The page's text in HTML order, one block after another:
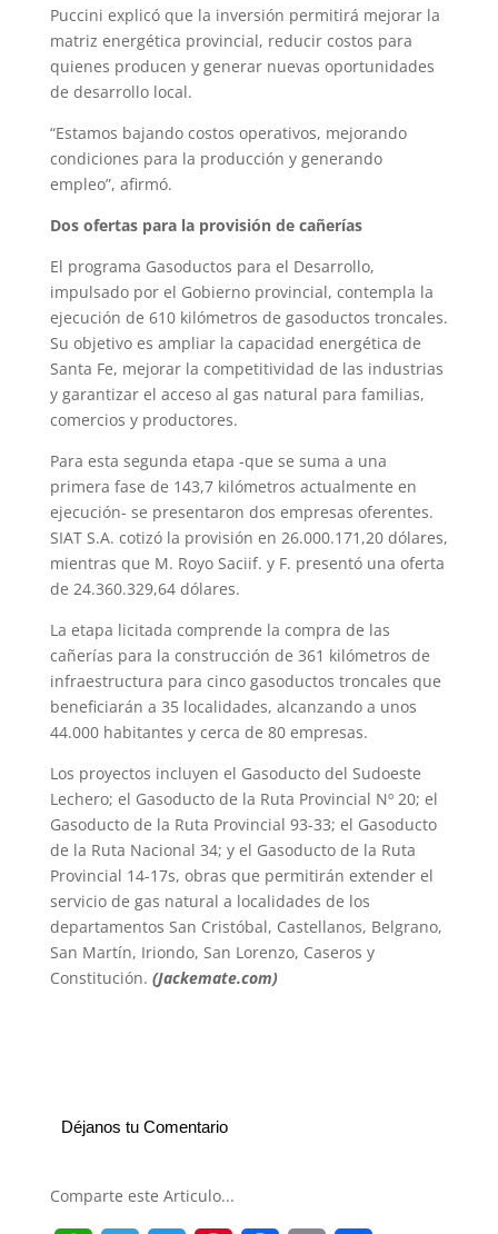
Puccini explicó que la inversión permitirá mejorar la
matriz energética provincial, reducir costos para
quienes producen y generar nuevas oportunidades
de desarrollo local.
“Estamos bajando costos operativos, mejorando
condiciones para la producción y generando
empleo”, afirmó.
Dos ofertas para la provisión de cañerías
El programa Gasoductos para el Desarrollo,
impulsado por el Gobierno provincial, contempla la
ejecución de 610 kilómetros de gasoductos troncales.
Su objetivo es ampliar la capacidad energética de
Santa Fe, mejorar la competitividad de las industrias
y garantizar el acceso al gas natural para familias,
comercios y productores.
Para esta segunda etapa -que se suma a una
primera fase de 143,7 kilómetros actualmente en
ejecución- se presentaron dos empresas oferentes.
SIAT S.A. cotizó la provisión en 26.000.171,20 dólares,
mientras que M. Royo Saciif. y F. presentó una oferta
de 24.360.329,64 dólares.
La etapa licitada comprende la compra de las
cañerías para la construcción de 361 kilómetros de
infraestructura para cinco gasoductos troncales que
beneficiarán a 35 localidades, alcanzando a unos
44.000 habitantes y cerca de 80 empresas.
Los proyectos incluyen el Gasoducto del Sudoeste
Lechero; el Gasoducto de la Ruta Provincial Nº 20; el
Gasoducto de la Ruta Provincial 93-33; el Gasoducto
de la Ruta Nacional 34; y el Gasoducto de la Ruta
Provincial 14-17s, obras que permitirán extender el
servicio de gas natural a localidades de los
departamentos San Cristóbal, Castellanos, Belgrano,
San Martín, Iriondo, San Lorenzo, Caseros y
Constitución. (Jackemate.com)
Déjanos tu Comentario
Comparte este Articulo...